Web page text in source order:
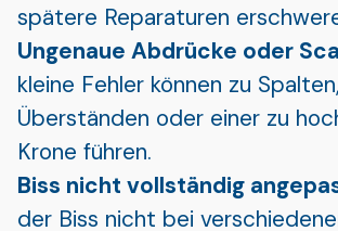
spätere Reparaturen
Ungenaue Abdrücke oder
kleine Fehler können zu Spalten,
Überständen oder einer zu
Krone führen.
Biss nicht vollständig
der Biss nicht bei